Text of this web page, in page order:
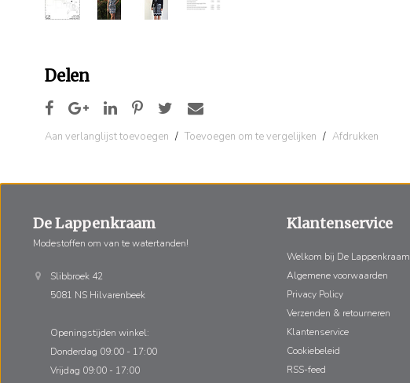
Delen
Aan verlanglijst toevoegen / Toevoegen om te vergelijken / Afdrukken
De Lappenkraam
Modestoffen om van te watertanden!
Slibbroek 42
5081 NS Hilvarenbeek
Openingstijden winkel:
Donderdag 09:00 - 17:00
Vrijdag 09:00 - 17:00
Klantenservice
Welkom bij De Lappenkraam
Algemene voorwaarden
Privacy Policy
Verzenden & retourneren
Klantenservice
Cookiebeleid
RSS-feed